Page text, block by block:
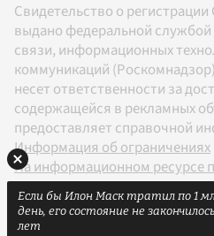
Свидетельство о
выдано федеральной
связи, информационных
коммуникаций
несет ответственности за
содержащейся в рекламных
предоставляет справочной
Информация об ограничениях
На информационном ресурсе
рекомендательные
Правилами
Если бы Илон Маск тратил по 1
день, его состояние не
лет